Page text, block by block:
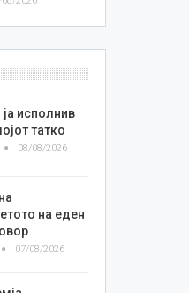
исполнив
татко
08/08/2026
на еден
07/08/2026